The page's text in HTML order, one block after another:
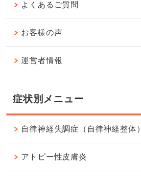
よくあるご質問
お客様の声
運営者情報
症状別メニュー
自律神経失調症（自律神経整体）
アトピー性皮膚炎